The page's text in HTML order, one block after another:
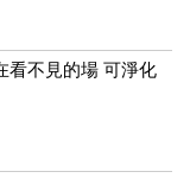
看不見的場 可淨化